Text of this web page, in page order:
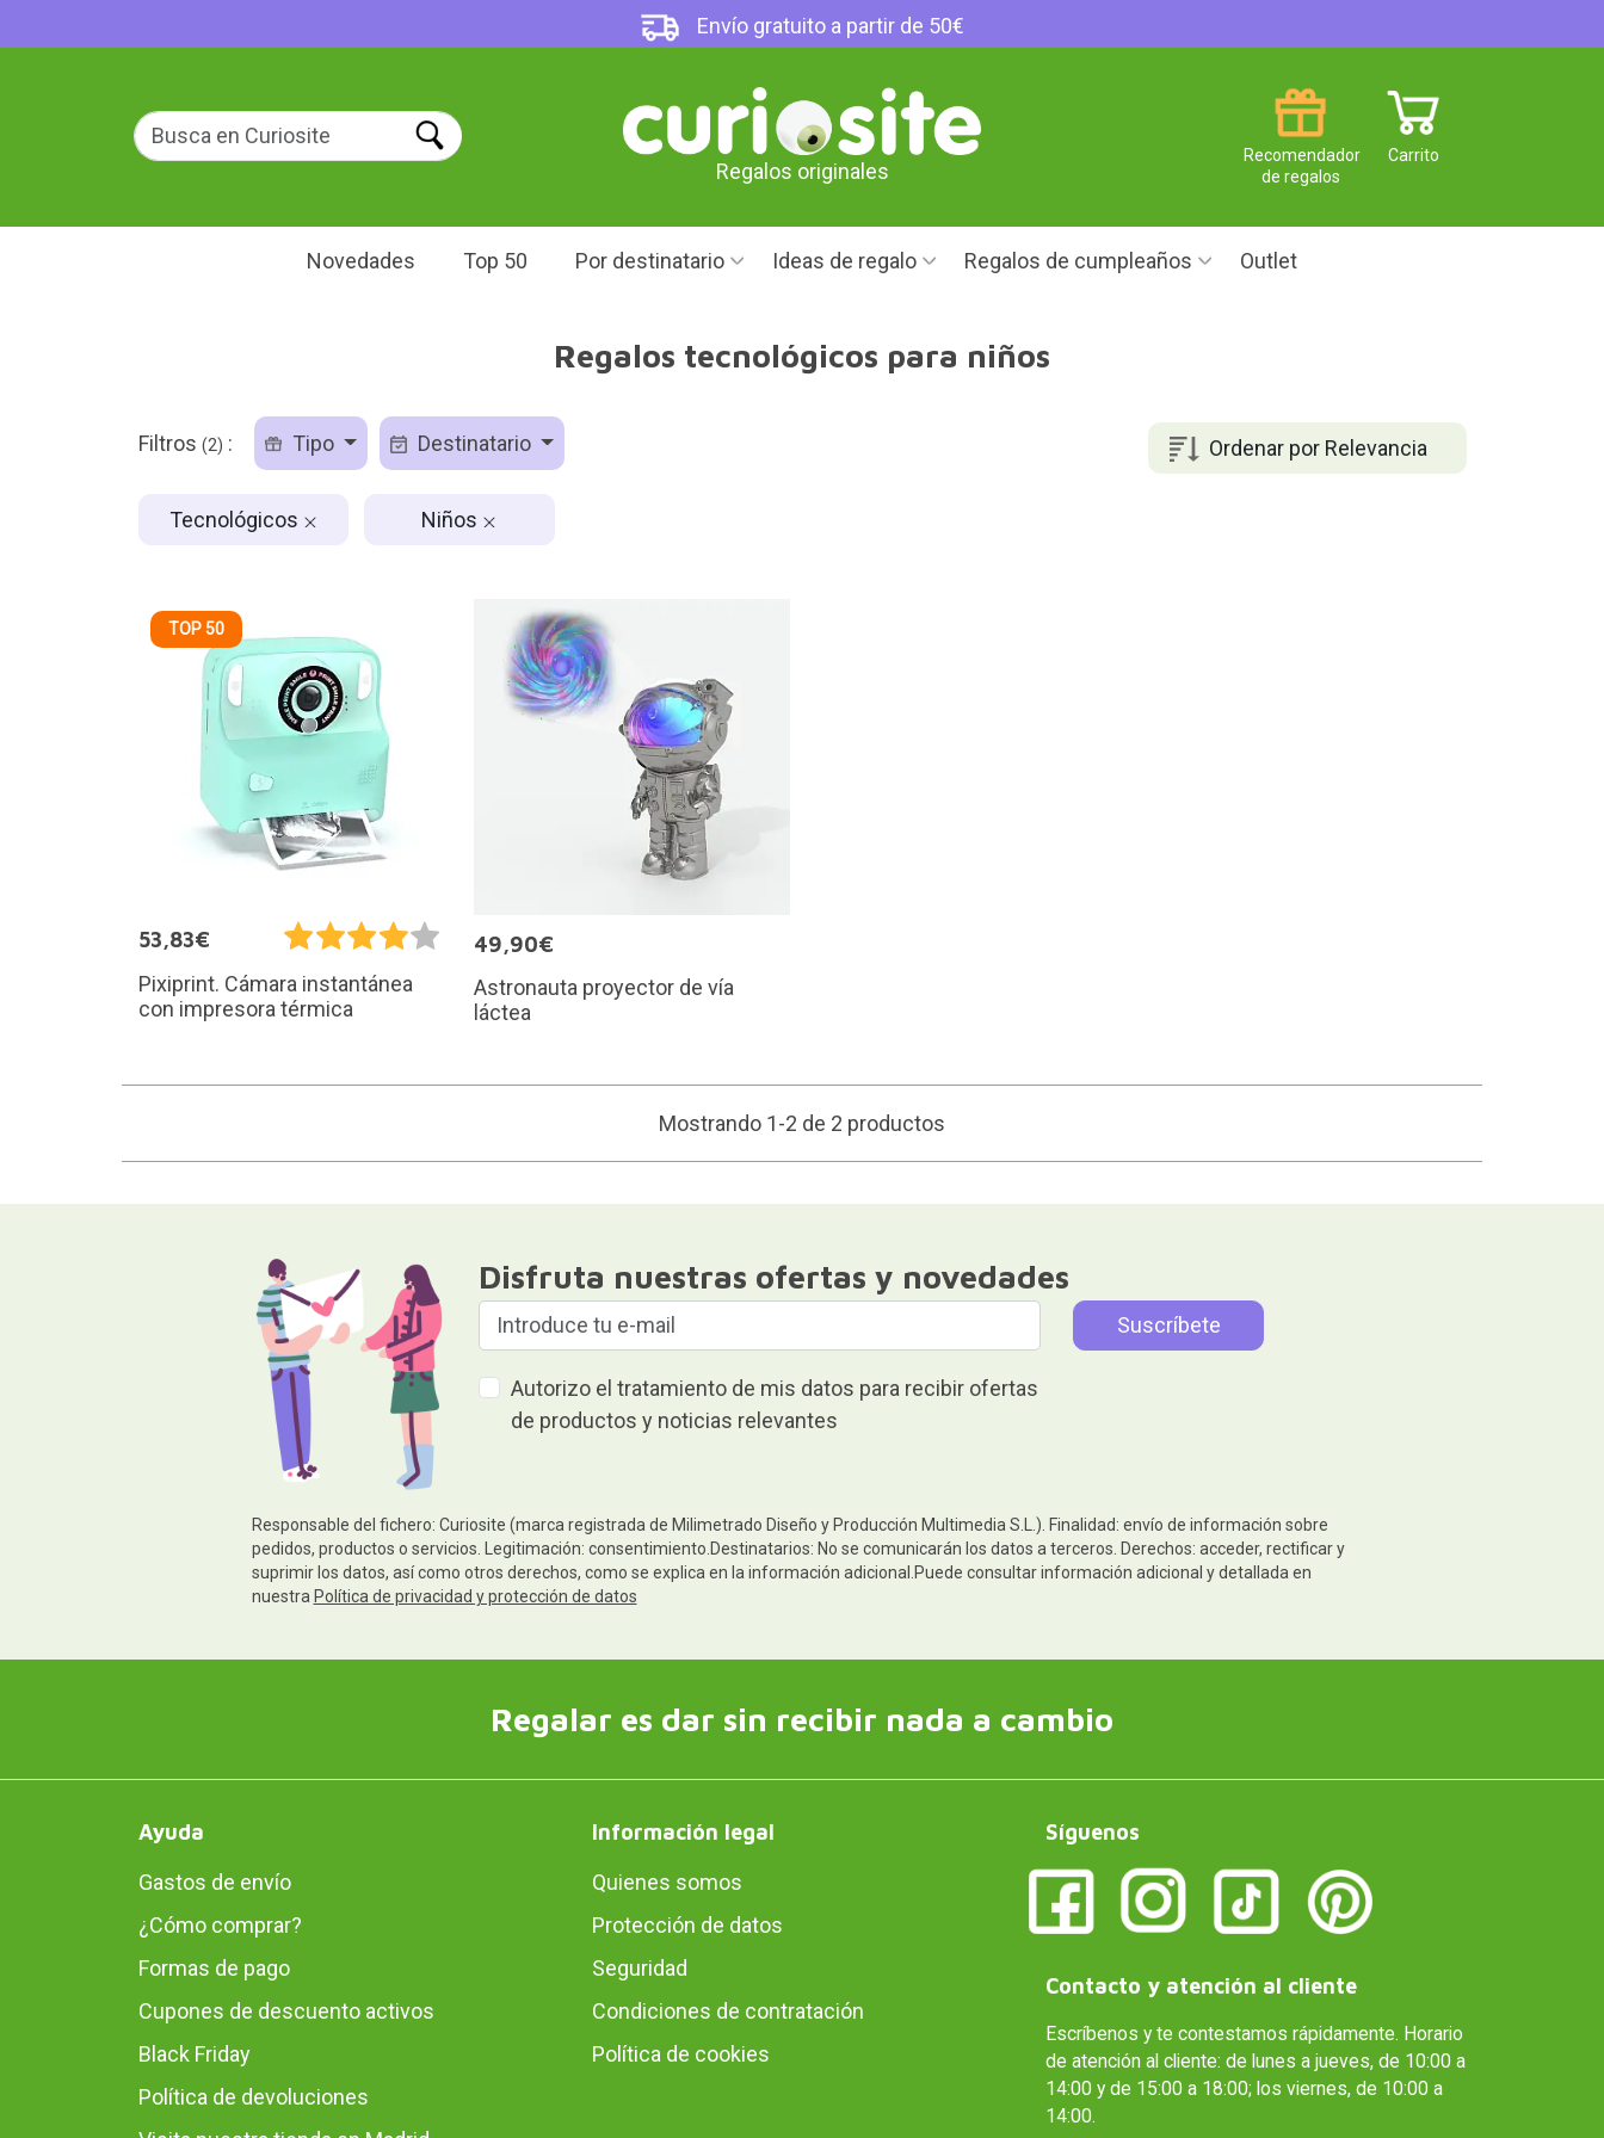
Envío gratuito a partir de 50€
Regalos originales
Carrito
Recomendador
de regalos
Novedades Top 50 Por destinatario Ideas de regalo Regalos de cumpleaños Outlet
Regalos tecnológicos para niños
Ordenar por Relevancia
Filtros (2) : Tipo Destinatario
Tecnológicos Niños
TOP 50
53,83€
Pixiprint. Cámara instantánea
con impresora térmica
49,90€
Astronauta proyector de vía
láctea
Mostrando 1-2 de 2 productos
Disfruta nuestras ofertas y novedades
Autorizo el tratamiento de mis datos para recibir ofertas
de productos y noticias relevantes
Responsable del fichero: Curiosite (marca registrada de Milimetrado Diseño y Producción Multimedia S.L.). Finalidad: envío de información sobre
pedidos, productos o servicios. Legitimación: consentimiento.Destinatarios: No se comunicarán los datos a terceros. Derechos: acceder, rectificar y
suprimir los datos, así como otros derechos, como se explica en la información adicional.Puede consultar información adicional y detallada en
nuestra Política de privacidad y protección de datos
Regalar es dar sin recibir nada a cambio
Ayuda
Gastos de envío
¿Cómo comprar?
Formas de pago
Cupones de descuento activos
Black Friday
Política de devoluciones
Información legal
Quienes somos
Protección de datos
Seguridad
Condiciones de contratación
Política de cookies
Síguenos
Contacto y atención al cliente
Escríbenos y te contestamos rápidamente. Horario
de atención al cliente: de lunes a jueves, de 10:00 a
14:00 y de 15:00 a 18:00; los viernes, de 10:00 a
14:00.